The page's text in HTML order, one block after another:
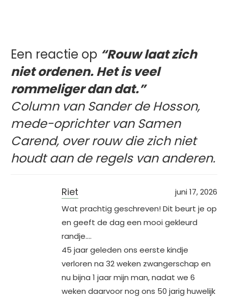
Een reactie op “Rouw laat zich
niet ordenen. Het is veel
rommeliger dan dat.”
Column van Sander de Hosson,
mede-oprichter van Samen
Carend, over rouw die zich niet
houdt aan de regels van anderen.
Riet
juni 17, 2026
Wat prachtig geschreven! Dit beurt je op
en geeft de dag een mooi gekleurd
randje….
45 jaar geleden ons eerste kindje
verloren na 32 weken zwangerschap en
nu bijna 1 jaar mijn man, nadat we 6
weken daarvoor nog ons 50 jarig huwelijk